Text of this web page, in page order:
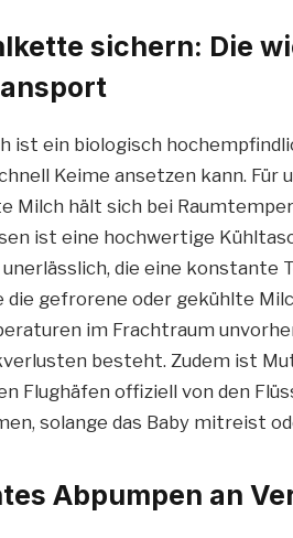
sichern: Die
ist ein biologisch
Keime ansetzen kann. Für
Milch hält sich bei
ist eine hochwertige
die eine konstante
die gefrorene oder gekühlte
im Frachtraum
besteht. Zudem ist
Flughäfen offiziell von den
solange das Baby mitreist
Abpumpen an